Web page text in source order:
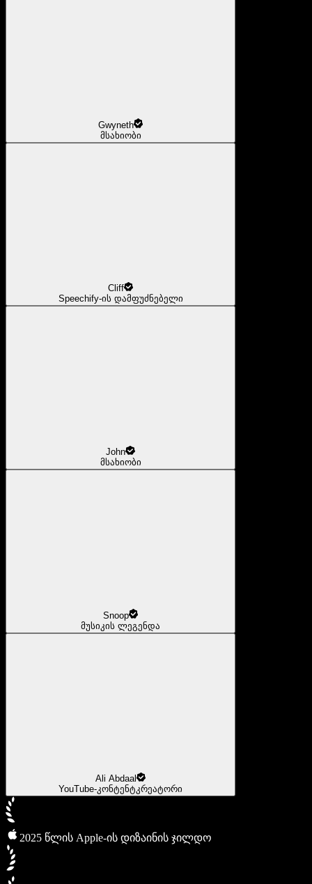
Gwyneth
მსახიობი
Cliff
Speechify-ის დამფუძნებელი
John
მსახიობი
Snoop
მუსიკის ლეგენდა
Ali Abdaal
YouTube-კონტენტკრეატორი
2025 წლის Apple-ის დიზაინის ჯილდო